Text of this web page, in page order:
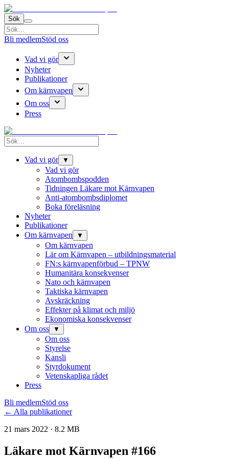
Sök
Bli medlemStöd oss
Vad vi gör
Nyheter
Publikationer
Om kärnvapen
Om oss
Press
Vad vi gör ▼
Vad vi gör
Atombombspodden
Tidningen Läkare mot Kärnvapen
Anti-atombombsdiplomet
Boka föreläsning
Nyheter
Publikationer
Om kärnvapen
▼
Om kärnvapen
Lär om Kärnvapen – utbildningsmaterial
FN:s kärnvapenförbud – TPNW
Humanitära konsekvenser
Nato och kärnvapen
Taktiska kärnvapen
Avskräckning
Effekter på klimat och miljö
Ekonomiska konsekvenser
Om oss
▼
Om oss
Styrelse
Kansli
Styrdokument
Vetenskapliga rådet
Press
Bli medlemStöd oss
← Alla publikationer
21 mars 2022 · 8.2 MB
Läkare mot Kärnvapen #166